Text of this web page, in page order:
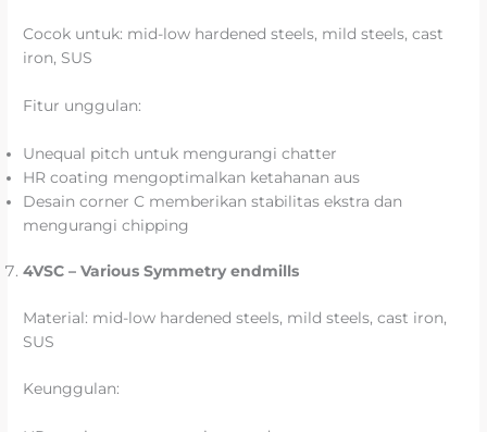
Cocok untuk: mid-low hardened steels, mild steels, cast
iron, SUS
Fitur unggulan:
Unequal pitch untuk mengurangi chatter
HR coating mengoptimalkan ketahanan aus
Desain corner C memberikan stabilitas ekstra dan
mengurangi chipping
4VSC – Various Symmetry endmills
Material: mid-low hardened steels, mild steels, cast iron,
SUS
Keunggulan: